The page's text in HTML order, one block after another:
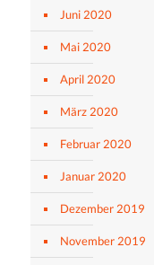
Juni 2020
Mai 2020
April 2020
März 2020
Februar 2020
Januar 2020
Dezember 2019
November 2019